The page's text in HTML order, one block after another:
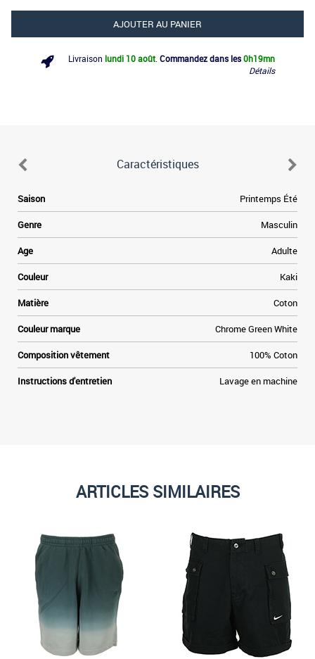
AJOUTER AU PANIER
Livraison lundi 10 août. Commandez dans les 0h19mn
Détails
Caractéristiques
Saison Printemps Été
Genre Masculin
Age Adulte
Couleur Kaki
Matière Coton
Couleur marque Chrome Green White
Composition vêtement 100% Coton
Instructions d'entretien Lavage en machine
ARTICLES SIMILAIRES